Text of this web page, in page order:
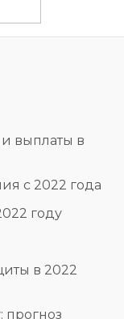
выплаты в
с 2022 года
году
в 2022
прогноз